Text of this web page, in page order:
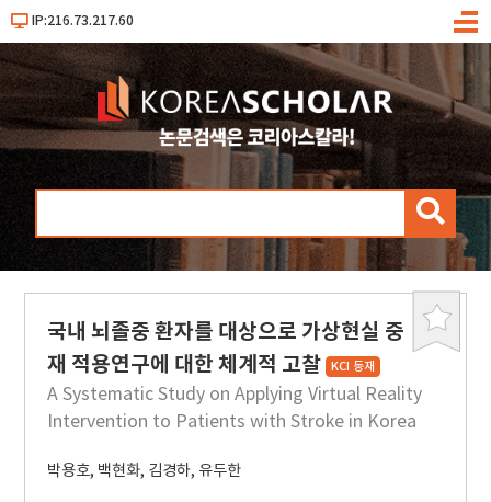
IP:216.73.217.60
메
검
북
국내 뇌졸중 환자를 대상으로 가상현실 중
재 적용연구에 대한 체계적 고찰 KCI 등재
A Systematic Study on Applying Virtual Reality
Intervention to Patients with Stroke in Korea
박용호, 백현화, 김경하, 유두한